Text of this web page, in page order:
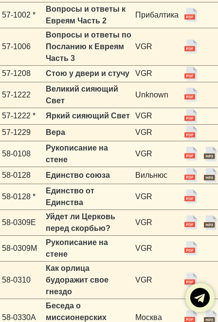
57-1002 *
Вопросы и ответы к
Евреям Часть 2
Прибалтика
57-1006
Вопросы и ответы по
Посланию к Евреям
Часть 3
VGR
57-1208 Стою у двери и стучу VGR
57-1222
Великий сияющий
Свет
Unknown
57-1222 * Яркий сияющий Свет
VGR
57-1229
Вера VGR
58-0108
Рукописание на
стене
VGR
58-0128 Единство союза Вильнюс
58-0128 *
Единство от
Единства
VGR
58-0309E
Уйдет ли Церковь
перед скорбью?
VGR
58-0309M
Рукописание на
стене
VGR
58-0310
Как орлица
будоражит свое
гнездо
VGR
58-0330A
Беседа о
миссионерских
Москва